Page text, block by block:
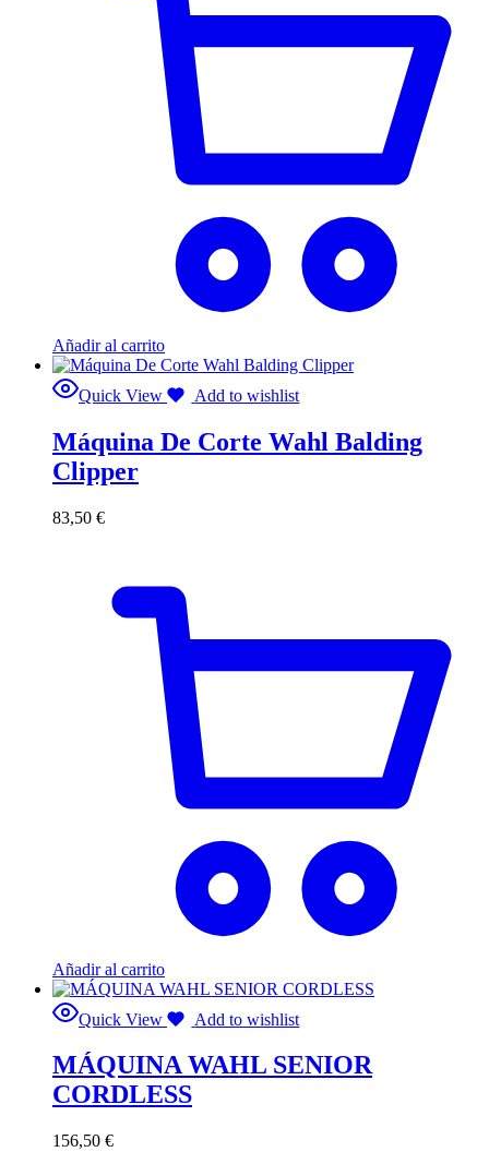
Añadir al carrito
Quick View Add to wishlist
Máquina De Corte Wahl Balding
Clipper
83,50 €
Añadir al carrito
Quick View Add to wishlist
MÁQUINA WAHL SENIOR
CORDLESS
156,50 €